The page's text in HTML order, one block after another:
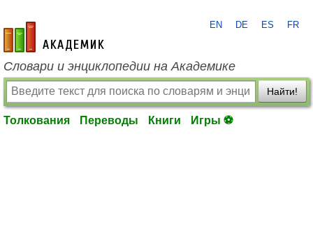
academic.ru
EN DE ES FR
Словари и энциклопедии на Академике
Найти!
Толкования Переводы Книги Игры ⚽